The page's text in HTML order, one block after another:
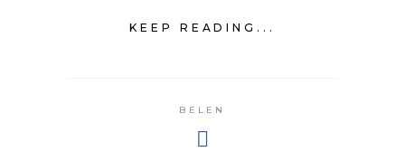
KEEP READING...
BELEN